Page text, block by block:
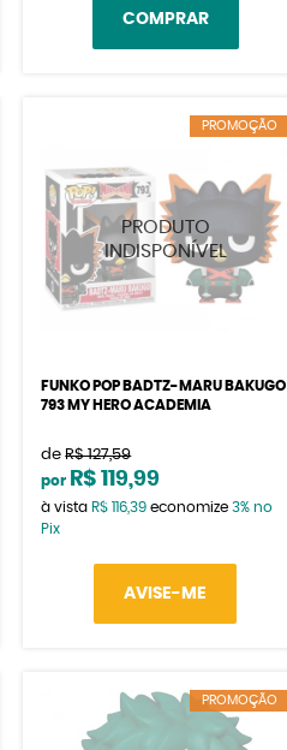
COMPRAR
PROMOÇÃO
FUNKO POP BADTZ-MARU BAKUGO
793 MY HERO ACADEMIA
de R$ 127,59
por R$ 119,99
à vista R$ 116,39 economize3% no
Pix
AVISE-ME
PROMOÇÃO